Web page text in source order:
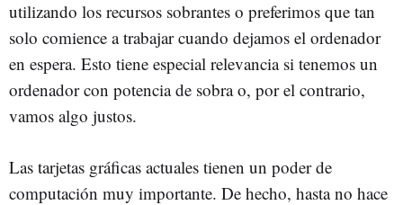
utilizando los recursos sobrantes o preferimos que tan
solo comience a trabajar cuando dejamos el ordenador
en espera. Esto tiene especial relevancia si tenemos un
ordenador con potencia de sobra o, por el contrario,
vamos algo justos.
Las tarjetas gráficas actuales tienen un poder de
computación muy importante. De hecho, hasta no hace